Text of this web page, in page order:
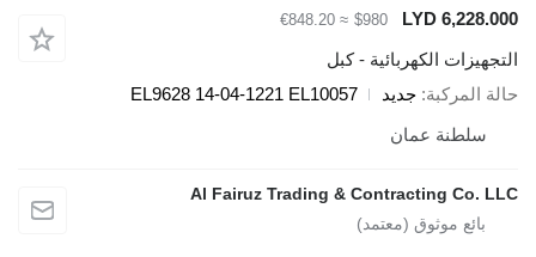
LYD 6,228.000
$980
≈ €848.20
التجهيزات الكهربائية - كبل
حالة المركبة جديد
EL9628 14-04-1221 EL10057
سلطنة عمان
Al Fairuz Trading & Contracting Co. LLC